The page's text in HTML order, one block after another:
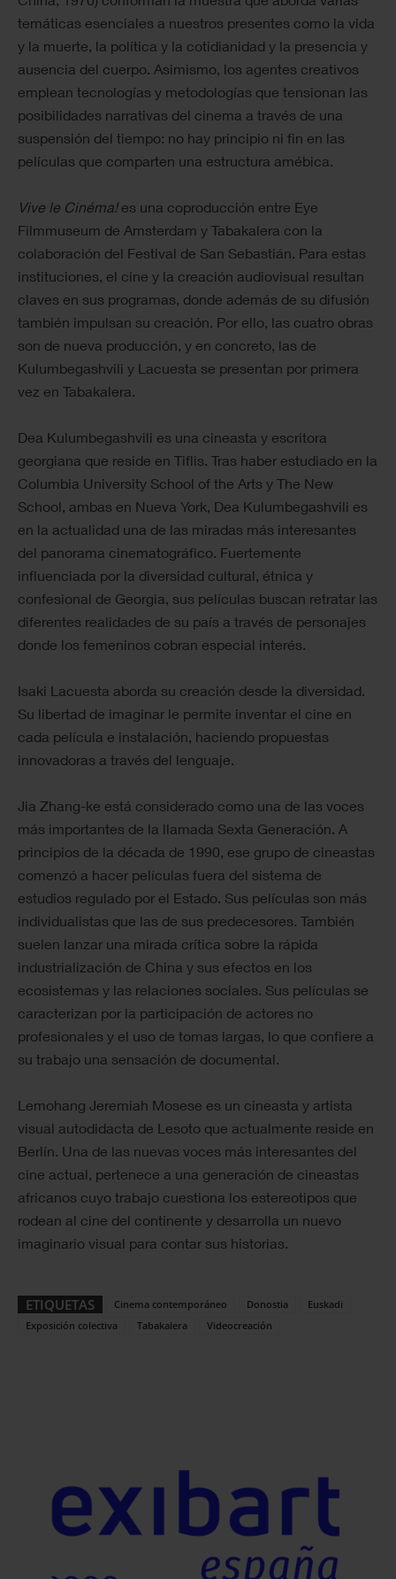
temáticas esenciales a nuestros presentes como la vida
y la muerte, la política y la cotidianidad y la presencia y
ausencia del cuerpo. Asimismo, los agentes creativos
emplean tecnologías y metodologías que tensionan las
posibilidades narrativas del cinema a través de una
suspensión del tiempo: no hay principio ni fin en las
películas que comparten una estructura amébica.
Vive le Cinéma! es una coproducción entre Eye
Filmmuseum de Amsterdam y Tabakalera con la
colaboración del Festival de San Sebastián. Para estas
instituciones, el cine y la creación audiovisual resultan
claves en sus programas, donde además de su difusión
también impulsan su creación. Por ello, las cuatro obras
son de nueva producción, y en concreto, las de
Kulumbegashvili y Lacuesta se presentan por primera
vez en Tabakalera.
Dea Kulumbegashvili es una cineasta y escritora
georgiana que reside en Tiflis. Tras haber estudiado en la
Columbia University School of the Arts y The New
School, ambas en Nueva York, Dea Kulumbegashvili es
en la actualidad una de las miradas más interesantes
del panorama cinematográfico. Fuertemente
influenciada por la diversidad cultural, étnica y
confesional de Georgia, sus películas buscan retratar las
diferentes realidades de su país a través de personajes
donde los femeninos cobran especial interés.
Isaki Lacuesta aborda su creación desde la diversidad.
Su libertad de imaginar le permite inventar el cine en
cada película e instalación, haciendo propuestas
innovadoras a través del lenguaje.
Jia Zhang-ke está considerado como una de las voces
más importantes de la llamada Sexta Generación. A
principios de la década de 1990, ese grupo de cineastas
comenzó a hacer películas fuera del sistema de
estudios regulado por el Estado. Sus películas son más
individualistas que las de sus predecesores. También
suelen lanzar una mirada crítica sobre la rápida
industrialización de China y sus efectos en los
ecosistemas y las relaciones sociales. Sus películas se
caracterizan por la participación de actores no
profesionales y el uso de tomas largas, lo que confiere a
su trabajo una sensación de documental.
Lemohang Jeremiah Mosese es un cineasta y artista
visual autodidacta de Lesoto que actualmente reside en
Berlín. Una de las nuevas voces más interesantes del
cine actual, pertenece a una generación de cineastas
africanos cuyo trabajo cuestiona los estereotipos que
rodean al cine del continente y desarrolla un nuevo
imaginario visual para contar sus historias.
ETIQUETAS Cinema contemporáneo Donostia
Euskadi
Exposición colectiva
Tabakalera Videocreación